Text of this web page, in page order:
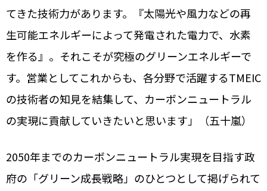
てきた技術力があります。『太陽光や風力などの再
生可能エネルギーによって発電された電力で、水素
を作る』。それこそが究極のグリーンエネルギーで
す。営業としてこれからも、各分野で活躍するTMEIC
の技術者の知見を結集して、カーボンニュートラル
の実現に貢献していきたいと思います」（五十嵐）
2050年までのカーボンニュートラル実現を目指す政
府の「グリーン成長戦略」のひとつとして掲げられて